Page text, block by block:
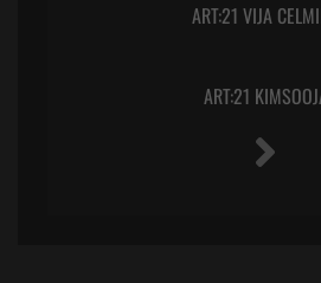
ART:21 VIJA
ART:21